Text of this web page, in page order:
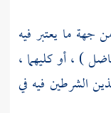
ما يعتبر فيه
) ، أو كليهما ،
الشرطين فيه في